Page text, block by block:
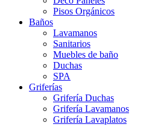
Pisos Orgánicos
Baños
Lavamanos
Sanitarios
Muebles de baño
Duchas
SPA
Griferías
Grifería Duchas
Grifería Lavamanos
Grifería Lavaplatos